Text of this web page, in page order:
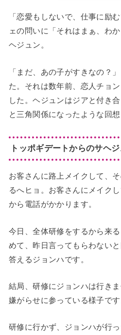
「恋愛もしないで、仕事に励
ェの問いに「それはまぁ、わ
ヘジュン。
「まだ、あの子がすきなの？
た。それは数年前、恋人チョ
した。ヘジュンはジアと付き
と三角関係になったような回想
トッポギデートからのサヘジ
お客さんに路上メイクして、
るへヒョ。お客さんにメイク
から電話がかかります。
今日、全体研修をするから来
めて、昨日言ってもらわない
答えるジョンハです。
結局、研修にジョンハは行き
嫌がらせに参っている様子です
研修に行かず、ジョンハが行